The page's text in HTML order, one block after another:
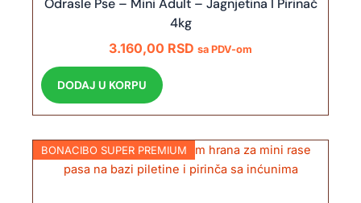
4kg
3.160,00 RSD sa PDV-om
DODAJ U KORPU
BONACIBO SUPER PREMIUM